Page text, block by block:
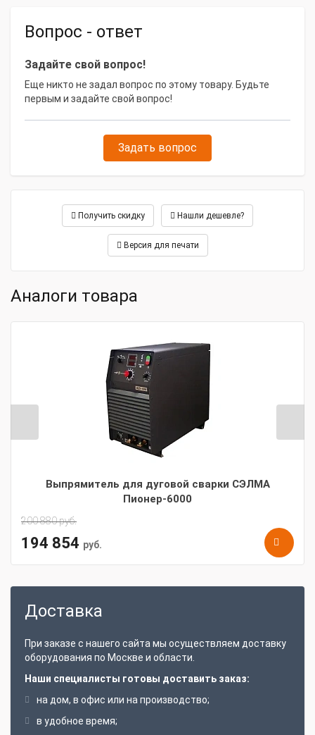
Вопрос - ответ
Задайте свой вопрос!
Еще никто не задал вопрос по этому товару. Будьте
первым и задайте свой вопрос!
Задать вопрос
Получить скидку Нашли дешевле?
Версия для печати
Аналоги товара
Выпрямитель для дуговой сварки СЭЛМА
Пионер-6000
200 880руб.
194 854 руб.
Доставка
При заказе с нашего сайта мы осуществляем доставку
оборудования по Москве и области.
Наши специалисты готовы доставить заказ:
на дом, в офис или на производство;
в удобное время;